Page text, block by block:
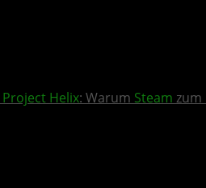
Project Helix: Warum Steam zum